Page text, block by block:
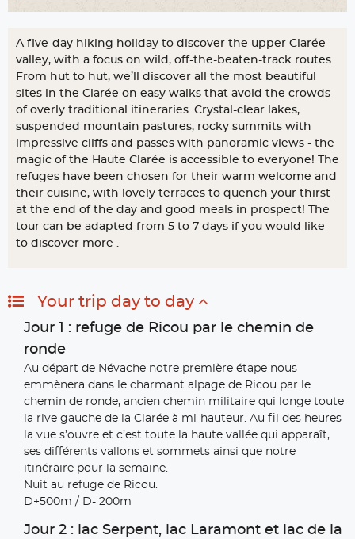
A five-day hiking holiday to discover the upper Clarée
valley, with a focus on wild, off-the-beaten-track routes.
From hut to hut, we’ll discover all the most beautiful
sites in the Clarée on easy walks that avoid the crowds
of overly traditional itineraries. Crystal-clear lakes,
suspended mountain pastures, rocky summits with
impressive cliffs and passes with panoramic views - the
magic of the Haute Clarée is accessible to everyone! The
refuges have been chosen for their warm welcome and
their cuisine, with lovely terraces to quench your thirst
at the end of the day and good meals in prospect! The
tour can be adapted from 5 to 7 days if you would like
to discover more .
Your trip day to day
Jour 1 : refuge de Ricou par le chemin de
ronde
Au départ de Névache notre première étape nous
emmènera dans le charmant alpage de Ricou par le
chemin de ronde, ancien chemin militaire qui longe toute
la rive gauche de la Clarée à mi-hauteur. Au fil des heures
la vue s’ouvre et c’est toute la haute vallée qui apparaît,
ses différents vallons et sommets ainsi que notre
itinéraire pour la semaine.
Nuit au refuge de Ricou.
D+500m / D- 200m
Jour 2 : lac Serpent, lac Laramont et lac de la